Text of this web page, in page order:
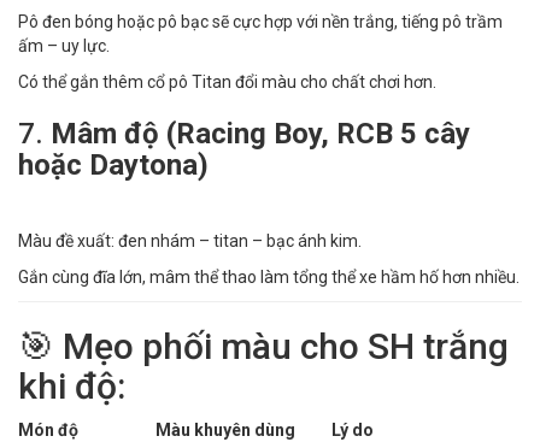
Pô đen bóng hoặc pô bạc sẽ cực hợp với nền trắng, tiếng pô trầm
ấm – uy lực.
Có thể gắn thêm cổ pô Titan đổi màu cho chất chơi hơn.
7. Mâm độ (Racing Boy, RCB 5 cây
hoặc Daytona)
Màu đề xuất: đen nhám – titan – bạc ánh kim.
Gắn cùng đĩa lớn, mâm thể thao làm tổng thể xe hầm hố hơn nhiều.
🎯 Mẹo phối màu cho SH trắng
khi độ:
Món độ Màu khuyên dùng
Lý do